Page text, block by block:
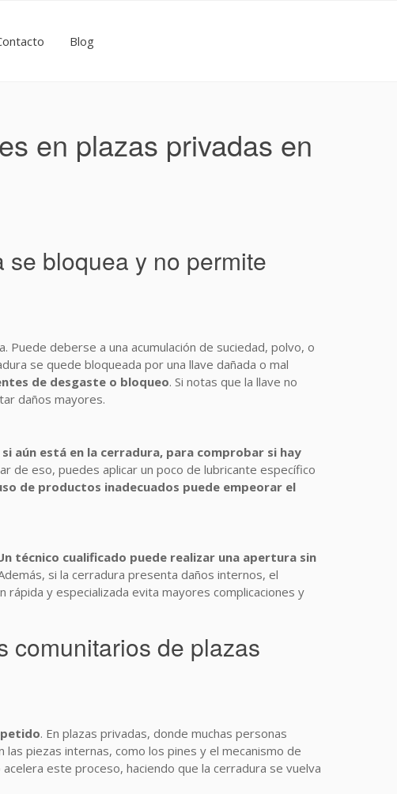
Blog
en plazas privadas en
bloquea y no permite
deberse a una acumulación de suciedad, polvo, o
se quede bloqueada por una llave dañada o mal
de desgaste o bloqueo. Si notas que la llave no
daños mayores.
aún está en la cerradura, para comprobar si hay
de eso, puedes aplicar un poco de lubricante específico
de productos inadecuados puede empeorar el
técnico cualificado puede realizar una apertura sin
si la cerradura presenta daños internos, el
y especializada evita mayores complicaciones y
comunitarios de plazas
. En plazas privadas, donde muchas personas
piezas internas, como los pines y el mecanismo de
este proceso, haciendo que la cerradura se vuelva